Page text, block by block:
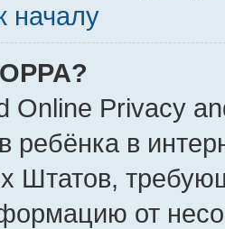
началу
Online Privacy
ребёнка в
Штатов,
от